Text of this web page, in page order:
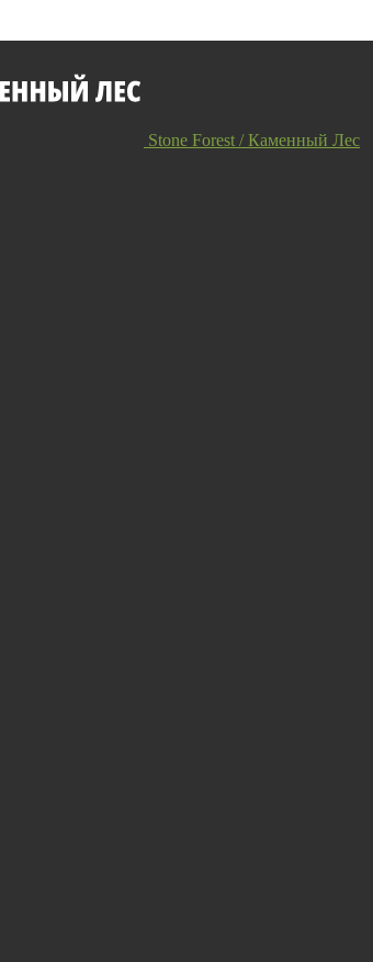
Stone Forest / Каменный Лес